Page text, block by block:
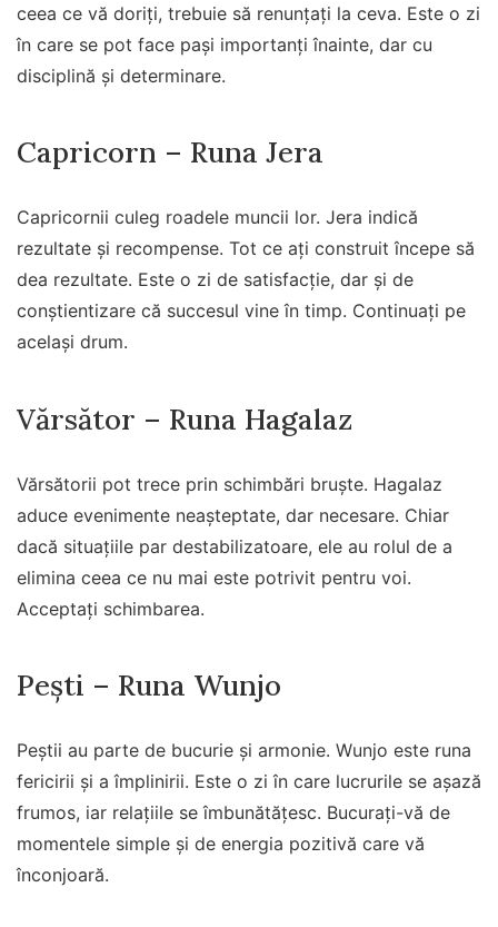
ceea ce vă doriți, trebuie să renunțați la ceva. Este o zi
în care se pot face pași importanți înainte, dar cu
disciplină și determinare.
Capricorn – Runa Jera
Capricornii culeg roadele muncii lor. Jera indică
rezultate și recompense. Tot ce ați construit începe să
dea rezultate. Este o zi de satisfacție, dar și de
conștientizare că succesul vine în timp. Continuați pe
același drum.
Vărsător – Runa Hagalaz
Vărsătorii pot trece prin schimbări bruște. Hagalaz
aduce evenimente neașteptate, dar necesare. Chiar
dacă situațiile par destabilizatoare, ele au rolul de a
elimina ceea ce nu mai este potrivit pentru voi.
Acceptați schimbarea.
Pești – Runa Wunjo
Peștii au parte de bucurie și armonie. Wunjo este runa
fericirii și a împlinirii. Este o zi în care lucrurile se așază
frumos, iar relațiile se îmbunătățesc. Bucurați-vă de
momentele simple și de energia pozitivă care vă
înconjoară.